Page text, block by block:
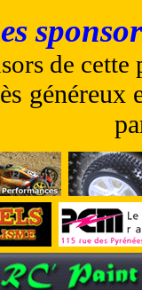
de
généreux